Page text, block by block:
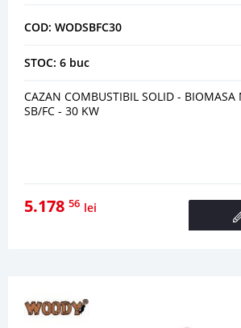
COD: WODSBFC30
STOC: 6 buc
CAZAN COMBUSTIBIL SOLID - BIOMASA
SB/FC - 30 KW
5.178 56 lei